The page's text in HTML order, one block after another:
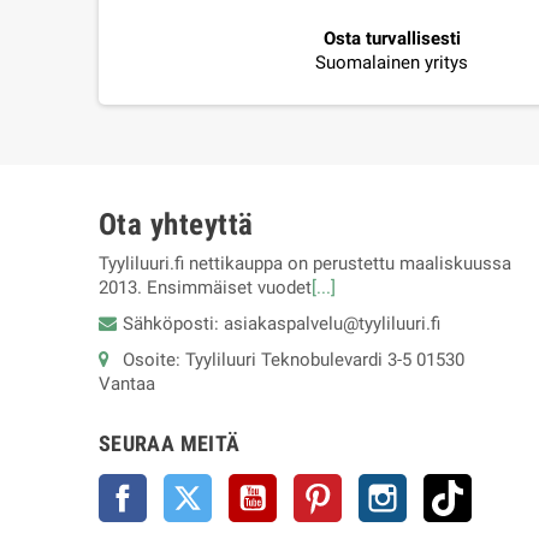
Osta turvallisesti
Suomalainen yritys
Ota yhteyttä
Tyyliluuri.fi nettikauppa on perustettu maaliskuussa
2013. Ensimmäiset vuodet[...]
Sähköposti: asiakaspalvelu@tyyliluuri.fi
Osoite: Tyyliluuri Teknobulevardi 3-5 01530
Vantaa
SEURAA MEITÄ
Facebook Twitter YouTube Pinterest Instagram